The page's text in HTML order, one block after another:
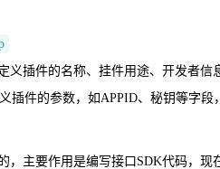
义插件的名称、挂件用途、开发者信
插件的参数，如APPID、秘钥等字段
，主要作用是编写接口SDK代码，